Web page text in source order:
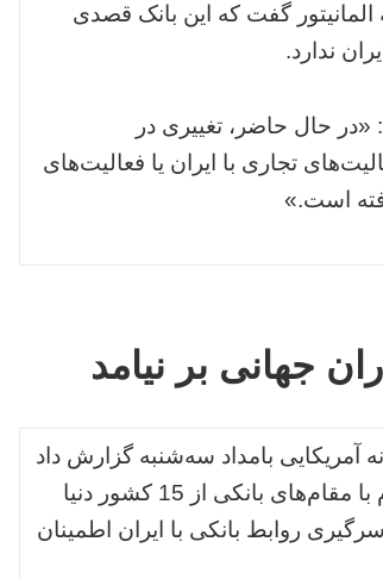
گفت که این بانک قصدی
ندارد.
«در حال حاضر، تغییری در
تجاری با ایران یا فعالیت‌های
است.»
جهانی بر نیامد
بامداد سه‌شنبه گزارش داد
مقام‌های آمریکا بعد از اجرایی شدن برجام با مقام‌های بانکی از 15 کشور دنیا
سرگیری روابط بانکی با ایران اطمینان